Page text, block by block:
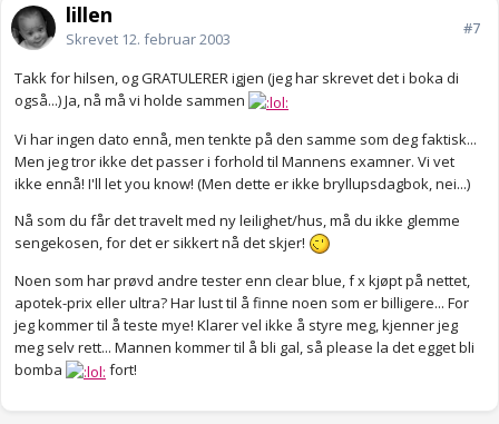
lillen
Skrevet 12. februar 2003
#7
Takk for hilsen, og GRATULERER igjen (jeg har skrevet det i boka di
også...) Ja, nå må vi holde sammen
Vi har ingen dato ennå, men tenkte på den samme som deg faktisk...
Men jeg tror ikke det passer i forhold til Mannens examner. Vi vet
ikke ennå! I'll let you know! (Men dette er ikke bryllupsdagbok, nei...)
Nå som du får det travelt med ny leilighet/hus, må du ikke glemme
sengekosen, for det er sikkert nå det skjer!
Noen som har prøvd andre tester enn clear blue, f x kjøpt på nettet,
apotek-prix eller ultra? Har lust til å finne noen som er billigere... For
jeg kommer til å teste mye! Klarer vel ikke å styre meg, kjenner jeg
meg selv rett... Mannen kommer til å bli gal, så please la det egget bli
bomba
fort!